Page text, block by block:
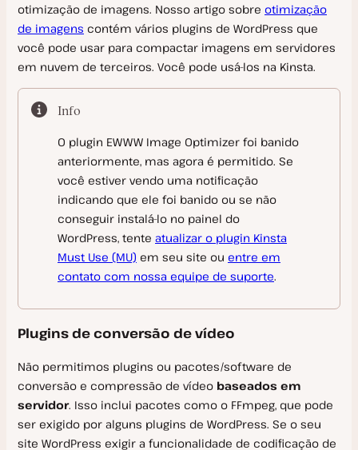
Informações Sobre o Serviço
Sevalla
Atualizações de infraestrutura
Status do Sistema
Funções e Responsabilidades de Segurança
Remoção de Malware
Programa de Afiliados
Localizações dos Centros de Dados
Armazenamento de Arquivos e Banco de Dados
Tempo de Atividade Garantido
WordPress
Programa de Pesquisa
Programa de Indicação
Divulgar uma Vulnerabilidade
otimização de imagens. Nosso artigo sobre otimização
de imagens contém vários plugins de WordPress que
você pode usar para compactar imagens em servidores
em nuvem de terceiros. Você pode usá-los na Kinsta.
Info
O plugin EWWW Image Optimizer foi banido
anteriormente, mas agora é permitido. Se
você estiver vendo uma notificação
indicando que ele foi banido ou se não
conseguir instalá-lo no painel do
WordPress, tente atualizar o plugin Kinsta
Must Use (MU) em seu site ou entre em
contato com nossa equipe de suporte.
Plugins de conversão de vídeo
Não permitimos plugins ou pacotes/software de
conversão e compressão de vídeo baseados em
servidor. Isso inclui pacotes como o FFmpeg, que pode
ser exigido por alguns plugins de WordPress. Se o seu
site WordPress exigir a funcionalidade de codificação de